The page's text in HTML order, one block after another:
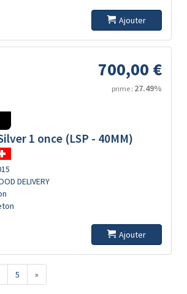
Ajouter
700,00 €
prime : 27.49%
1 once (LSP - 40MM)
DELIVERY
Ajouter
5 »